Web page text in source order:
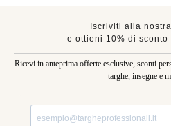
Iscriviti alla
e ottieni 10% di sconto
Ricevi in anteprima offerte esclusive, sconti
targhe, insegne e